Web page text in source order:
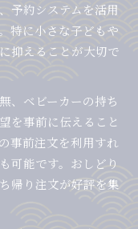
予約システムを活用
特に小さな子どもや
抑えることが大切で
、ベビーカーの持ち
を事前に伝えること
事前注文を利用すれ
可能です。おしどり
帰り注文が好評を集